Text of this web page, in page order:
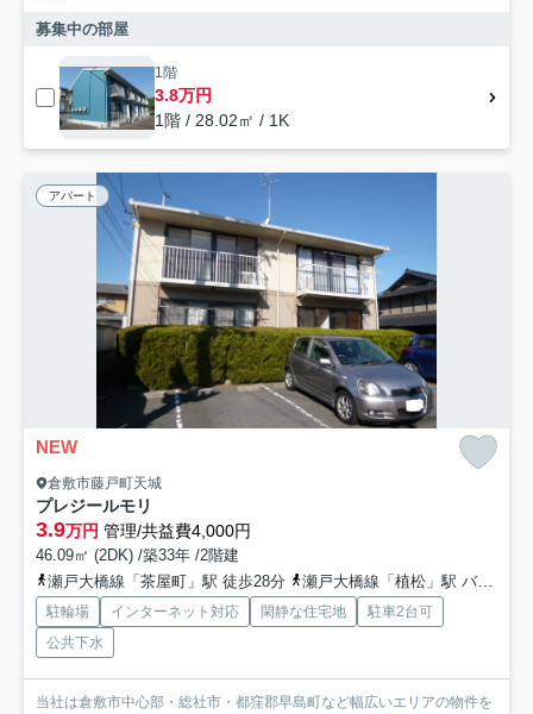
募集中の部屋
1階
3.8万円
1階 / 28.02㎡ / 1K
アパート
NEW
倉敷市藤戸町天城
プレジールモリ
3.9万円 管理/共益費4,000円
46.09㎡ (2DK) /築33年 /2階建
瀬戸大橋線「茶屋町」駅 徒歩28分
瀬戸大橋線「植松」駅 バス4分 下電バス「天城中学高校西入口」 停歩10分
駐輪場 インターネット対応 閑静な住宅地
駐車2台可
公共下水
当社は倉敷市中心部・総社市・都窪郡早島町など幅広いエリアの物件を